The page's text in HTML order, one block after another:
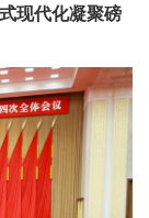
现代化凝聚磅